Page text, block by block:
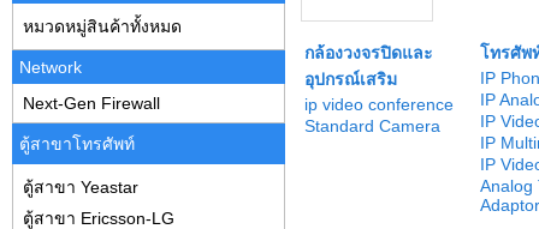
กล้องวงจรปิดและ
อุปกรณ์เสริม
ip video conference
Standard Camera
โทรศัพ
IP
IP
IP
IP
IP
Analog
Adaptor
หมวดหมู่สินค้าทั้งหมด
Network
Next-Gen Firewall
ตู้สาขาโทรศัพท์
ตู้สาขา Yeastar
ตู้สาขา Ericsson-LG